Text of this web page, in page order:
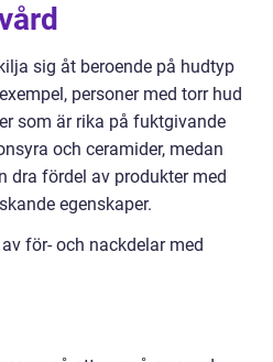
sig åt beroende på hudtyp
personer med torr hud
som är rika på fuktgivande
och ceramider, medan
dra fördel av produkter med
egenskaper.
för- och nackdelar med